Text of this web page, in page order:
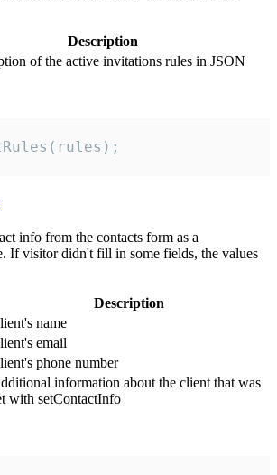
Description
of the active invitations rules in JSON
info from the contacts form as a
If visitor didn't fill in some fields, the values
Description
name
email
phone number
information about the client that was
with setContactInfo